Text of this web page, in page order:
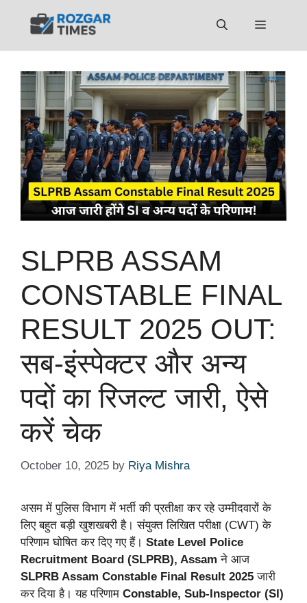
Menu
SLPRB ASSAM
CONSTABLE FINAL
RESULT 2025 OUT:
सब-इंस्पेक्टर और अन्य
पदों का रिजल्ट जारी, ऐसे
करें चेक
October 10, 2025 by Riya Mishra
असम में पुलिस विभाग में भर्ती की प्रतीक्षा कर रहे उम्मीदवारों के
लिए बहुत बड़ी खुशखबरी है। संयुक्त लिखित परीक्षा (CWT) के
परिणाम घोषित कर दिए गए हैं। State Level Police
Recruitment Board (SLPRB), Assam ने आज
SLPRB Assam Constable Final Result 2025 जारी
कर दिया है। यह परिणाम Constable, Sub-Inspector (SI)